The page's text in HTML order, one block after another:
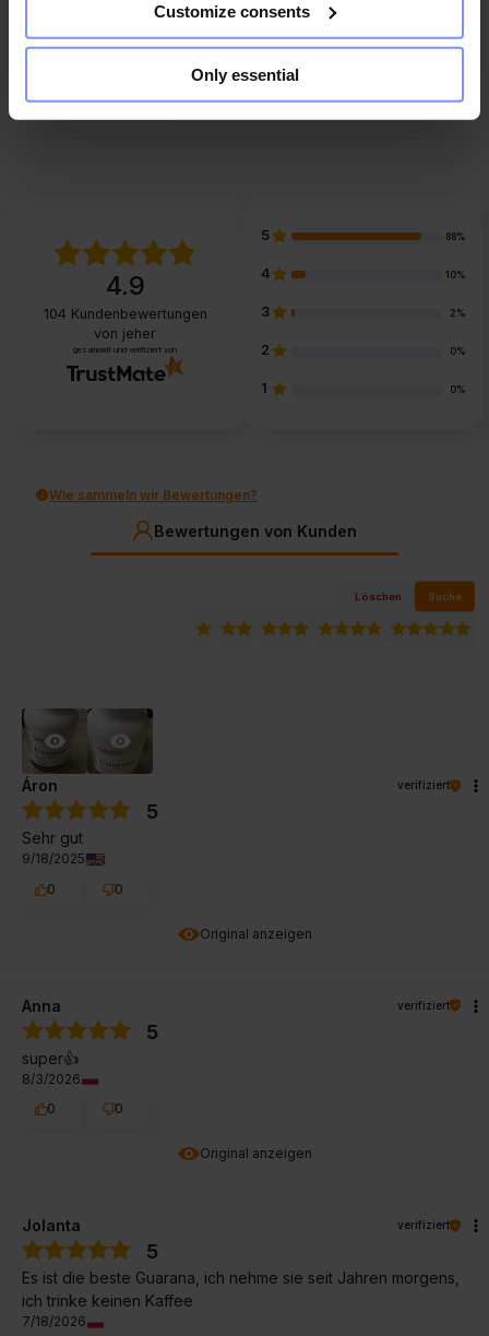
Customize consents
Only essential
FAQ
4.9
104 Kundenbewertungen
von jeher
gesammelt und verifiziert von
5 88%
4 10%
3 2%
2 0%
1 0%
Wie sammeln wir Bewertungen?
Bewertungen von Kunden
Löschen Suche
Original anzeigen
Áron verifiziert
5
Sehr gut
9/18/2025
0
0
Original anzeigen
Anna verifiziert
5
super👍️
8/3/2026
0
0
Jolanta verifiziert
5
Es ist die beste Guarana, ich nehme sie seit Jahren morgens,
ich trinke keinen Kaffee
7/18/2026